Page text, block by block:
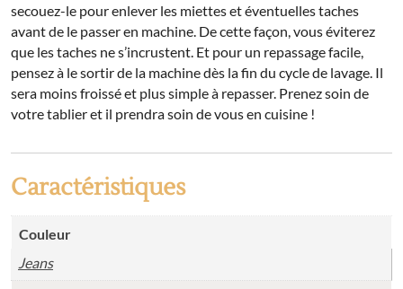
secouez-le pour enlever les miettes et éventuelles taches
avant de le passer en machine. De cette façon, vous éviterez
que les taches ne s’incrustent. Et pour un repassage facile,
pensez à le sortir de la machine dès la fin du cycle de lavage. Il
sera moins froissé et plus simple à repasser. Prenez soin de
votre tablier et il prendra soin de vous en cuisine !
Caractéristiques
Couleur
Jeans